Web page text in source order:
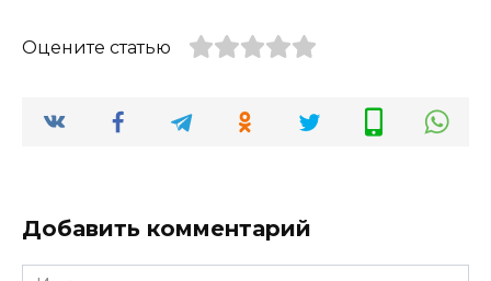
Оцените статью
Добавить комментарий
Имя